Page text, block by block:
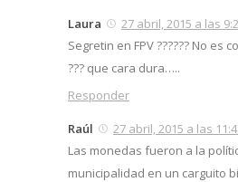
Laura
27 abril, 2015 a las
Segretin en FPV ?????? No es
??? que cara dura…..
Responder
Raúl
27 abril, 2015 a las
Las monedas fueron a la
municipalidad en un carguito